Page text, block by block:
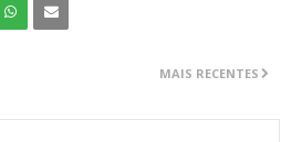
MAIS RECENTES